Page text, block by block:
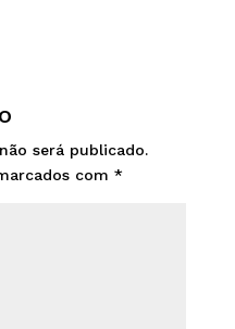
será publicado.
com *